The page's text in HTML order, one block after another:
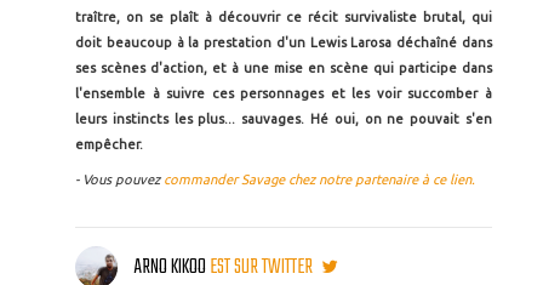
traître, on se plaît à découvrir ce récit survivaliste brutal, qui
doit beaucoup à la prestation d'un Lewis Larosa déchaîné dans
ses scènes d'action, et à une mise en scène qui participe dans
l'ensemble à suivre ces personnages et les voir succomber à
leurs instincts les plus... sauvages. Hé oui, on ne pouvait s'en
empêcher.
- Vous pouvez commander Savage chez notre partenaire à ce lien.
ARNO KIKOOEST SUR TWITTER